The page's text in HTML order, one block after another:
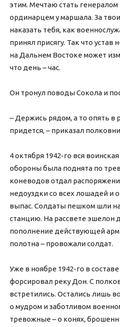
этим. Мечтаю стать генералом
ординарцем у маршала. За
наказать тебя, как
принял присягу. Так что устав
на Дальнем Востоке может
что день – час.
Он тронул поводы Сокола и
– Держись рядом, а то опять в
придется, – приказал
4 октября 1942-го вся
обороны была поднята по
коневодов отдал
недоуздки со всех лошадей и
выпас. Солдаты пешком шли
станцию. На рассвете эшелон
пополнение действующей
полотна – провожали солдат.
Уже в ноябре 1942-го в
форсировал реку Дон. С
встретились. Остались лишь
о мудром и заботливом
тревожные – о конях,